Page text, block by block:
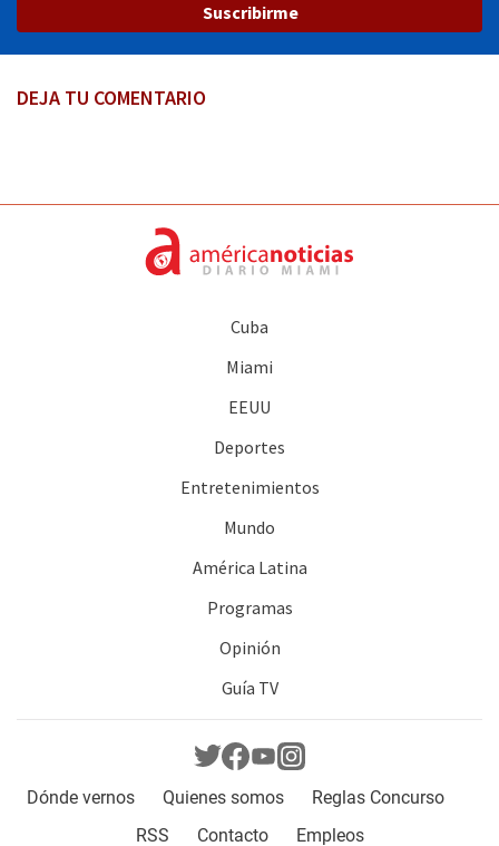
Suscribirme
DEJA TU COMENTARIO
Cuba
Miami
EEUU
Deportes
Entretenimientos
Mundo
América Latina
Programas
Opinión
Guía TV
Dónde vernos Quienes somos
Reglas Concurso
RSS
Contacto Empleos